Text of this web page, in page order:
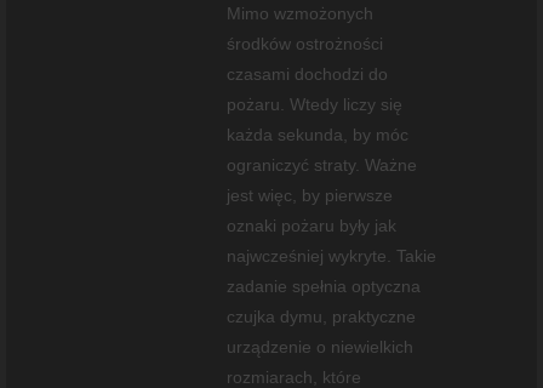
Mimo wzmożonych
środków ostrożności
czasami dochodzi do
pożaru. Wtedy liczy się
każda sekunda, by móc
ograniczyć straty. Ważne
jest więc, by pierwsze
oznaki pożaru były jak
najwcześniej wykryte. Takie
zadanie spełnia optyczna
czujka dymu, praktyczne
urządzenie o niewielkich
rozmiarach, które